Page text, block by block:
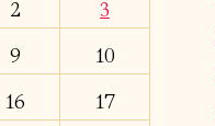
2
3
9
10
16
17